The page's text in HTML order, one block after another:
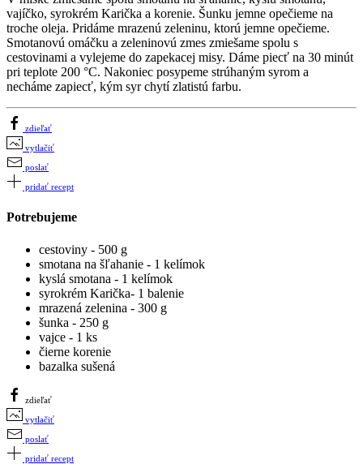
vajíčko, syrokrém Karička a korenie. Šunku jemne opečieme na
troche oleja. Pridáme mrazenú zeleninu, ktorú jemne opečieme.
Smotanovú omáčku a zeleninovú zmes zmiešame spolu s
cestovinami a vylejeme do zapekacej misy. Dáme piecť na 30 minút
pri teplote 200 °C. Nakoniec posypeme strúhaným syrom a
necháme zapiecť, kým syr chytí zlatistú farbu.
zdieľať
vytlačiť
poslať
pridať recept
Potrebujeme
cestoviny - 500 g
smotana na šľahanie - 1 kelímok
kyslá smotana - 1 kelímok
syrokrém Karička- 1 balenie
mrazená zelenina - 300 g
šunka - 250 g
vajce - 1 ks
čierne korenie
bazalka sušená
zdieľať
vytlačiť
poslať
pridať recept